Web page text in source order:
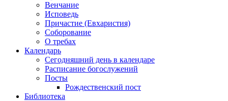
Венчание
Исповедь
Причастие (Евхаристия)
Соборование
О требах
Календарь
Сегодняшний день в календаре
Расписание богослужений
Посты
Рождественский пост
Библиотека